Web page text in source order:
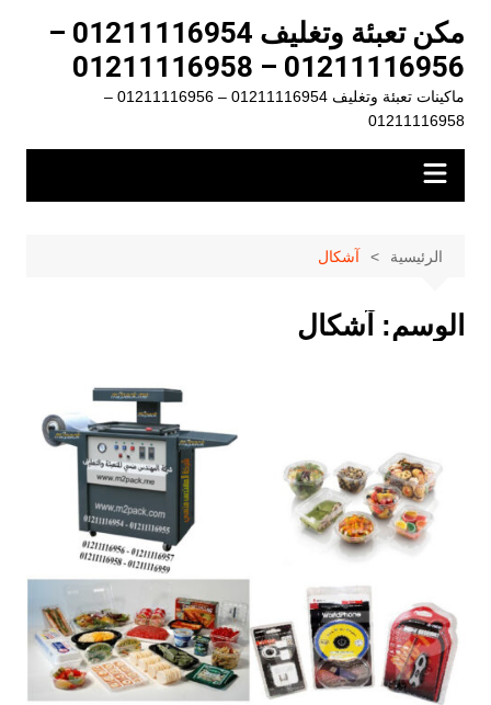
المحتوى
مكن تعبئة وتغليف 01211116954 –
01211116956 – 01211116958
ماكينات تعبئة وتغليف 01211116954 – 01211116956 –
01211116958
الرئيسية آشكال
الوسم: آشكال